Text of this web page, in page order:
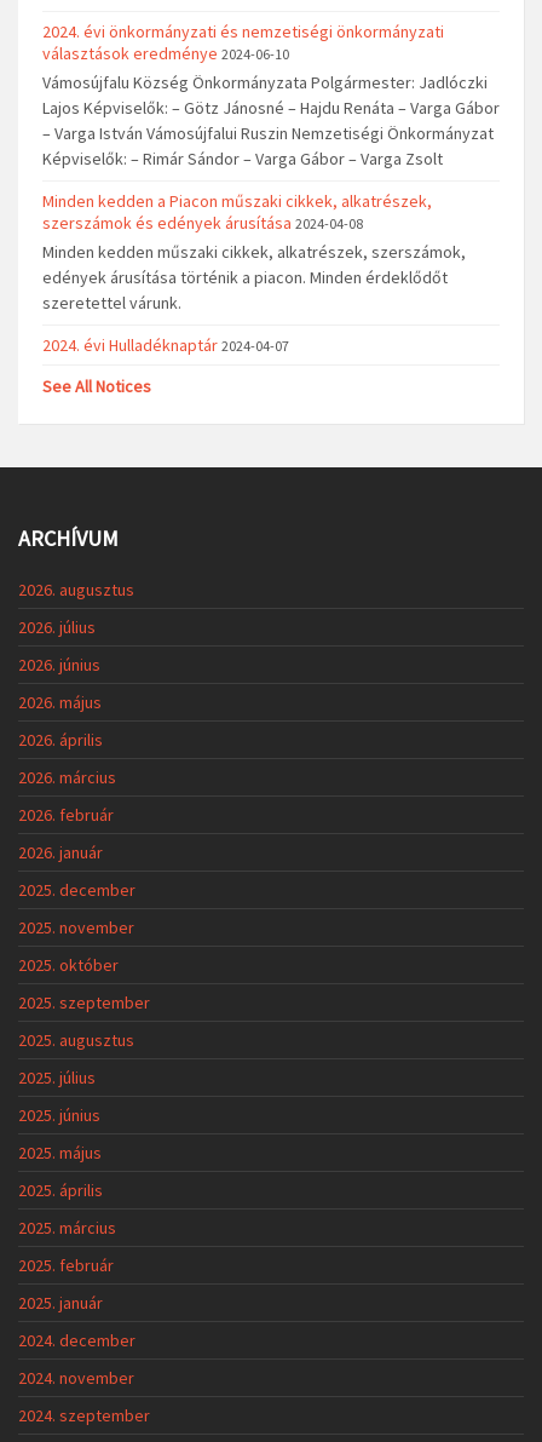
2024. évi önkormányzati és nemzetiségi önkormányzati
választások eredménye 2024-06-10
Vámosújfalu Község Önkormányzata Polgármester: Jadlóczki
Lajos Képviselők: – Götz Jánosné – Hajdu Renáta – Varga Gábor
– Varga István Vámosújfalui Ruszin Nemzetiségi Önkormányzat
Képviselők: – Rimár Sándor – Varga Gábor – Varga Zsolt
Minden kedden a Piacon műszaki cikkek, alkatrészek,
szerszámok és edények árusítása 2024-04-08
Minden kedden műszaki cikkek, alkatrészek, szerszámok,
edények árusítása történik a piacon. Minden érdeklődőt
szeretettel várunk.
2024. évi Hulladéknaptár 2024-04-07
See All Notices
ARCHÍVUM
2026. augusztus
2026. július
2026. június
2026. május
2026. április
2026. március
2026. február
2026. január
2025. december
2025. november
2025. október
2025. szeptember
2025. augusztus
2025. július
2025. június
2025. május
2025. április
2025. március
2025. február
2025. január
2024. december
2024. november
2024. szeptember